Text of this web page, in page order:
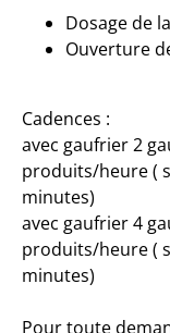
Dosage de
Ouverture
Cadences :
avec gaufrier 2
produits/heure (
minutes)
avec gaufrier 4
produits/heure (
minutes)
Pour toute